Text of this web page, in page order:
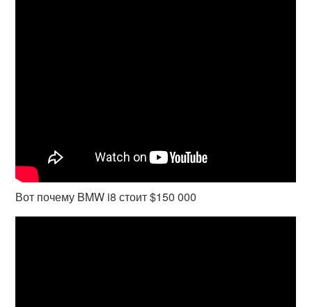
Вот почему BMW i8 стоит $150 000